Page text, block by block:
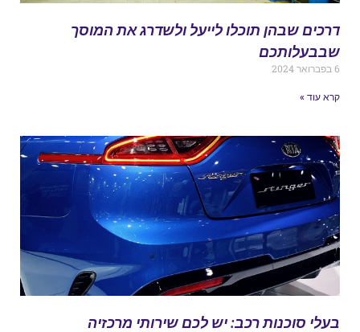
שבהן תוכלו לייעל ולשדרג את המוסך
עוד »
סוכנות רכב: יש לכם שירותי מרכזיה